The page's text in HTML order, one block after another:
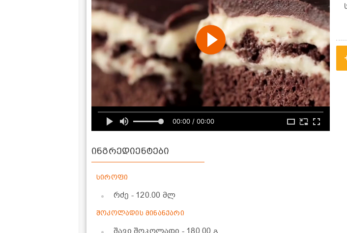
00:00 / 00:00
ინგრედიენტები
სიროფი
რძე - 120.00 მლ
შოკოლადის მინანქარი